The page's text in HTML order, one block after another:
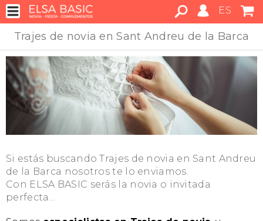
ES
Trajes de novia en Sant Andreu de la Barca
Si estás buscando Trajes de novia en Sant Andreu
de la Barca nosotros te lo enviamos.
Con ELSA BASIC serás la novia o invitada
perfecta...